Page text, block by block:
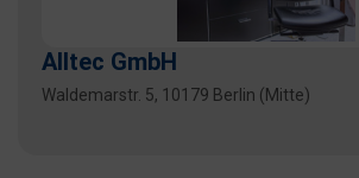
Alltec GmbH
Waldemarstr. 5, 10179 Berlin (Mitte)